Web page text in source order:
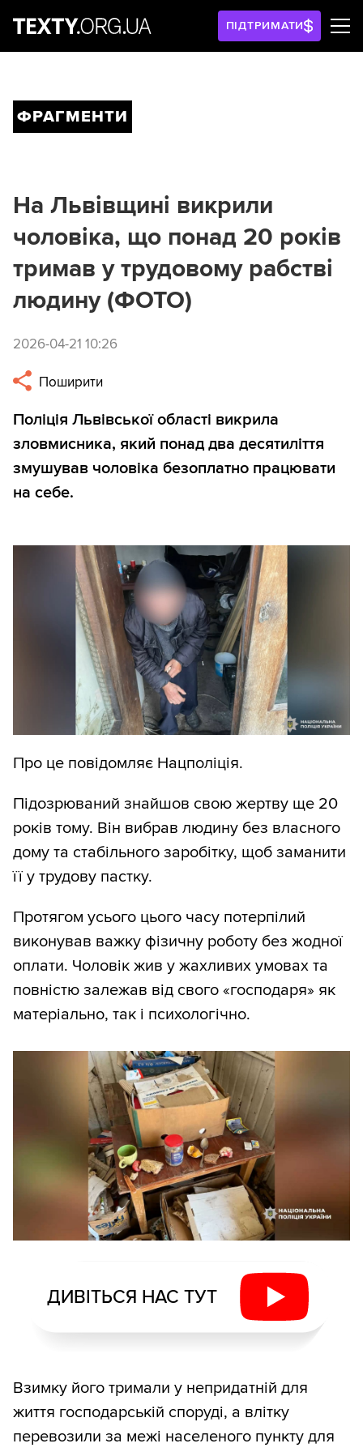
ПІДТРИМАТИ
ФРАГМЕНТИ
На Львівщині викрили
чоловіка, що понад 20 років
тримав у трудовому рабстві
людину (ФОТО)
2026-04-21 10:26
Поширити
Поліція Львівської області викрила
зловмисника, який понад два десятиліття
змушував чоловіка безоплатно працювати
на себе.
Про це повідомляє Нацполіція.
Підозрюваний знайшов свою жертву ще 20
років тому. Він вибрав людину без власного
дому та стабільного заробітку, щоб заманити
її у трудову пастку.
Протягом усього цього часу потерпілий
виконував важку фізичну роботу без жодної
оплати. Чоловік жив у жахливих умовах та
повністю залежав від свого «господаря» як
матеріально, так і психологічно.
ДИВІТЬСЯ НАС ТУТ
Взимку його тримали у непридатній для
життя господарській споруді, а влітку
перевозили за межі населеного пункту для